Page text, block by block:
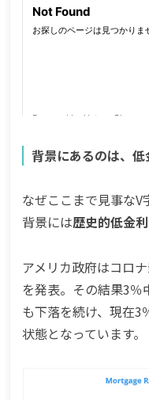
背景にあるのは、
なぜここまで見事な
背景には歴史的低金
アメリカ政府はコロ
を発表。その結果3％
も下落を続け、現在3
状態となっています。